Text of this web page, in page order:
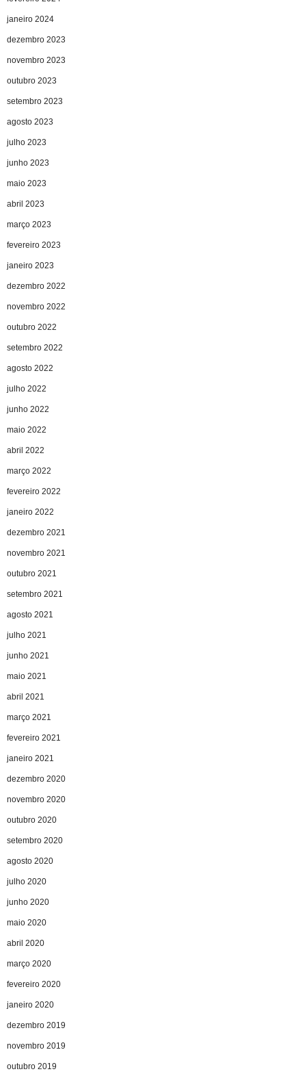
janeiro 2024
dezembro 2023
novembro 2023
outubro 2023
setembro 2023
agosto 2023
julho 2023
junho 2023
maio 2023
abril 2023
março 2023
fevereiro 2023
janeiro 2023
dezembro 2022
novembro 2022
outubro 2022
setembro 2022
agosto 2022
julho 2022
junho 2022
maio 2022
abril 2022
março 2022
fevereiro 2022
janeiro 2022
dezembro 2021
novembro 2021
outubro 2021
setembro 2021
agosto 2021
julho 2021
junho 2021
maio 2021
abril 2021
março 2021
fevereiro 2021
janeiro 2021
dezembro 2020
novembro 2020
outubro 2020
setembro 2020
agosto 2020
julho 2020
junho 2020
maio 2020
abril 2020
março 2020
fevereiro 2020
janeiro 2020
dezembro 2019
novembro 2019
outubro 2019